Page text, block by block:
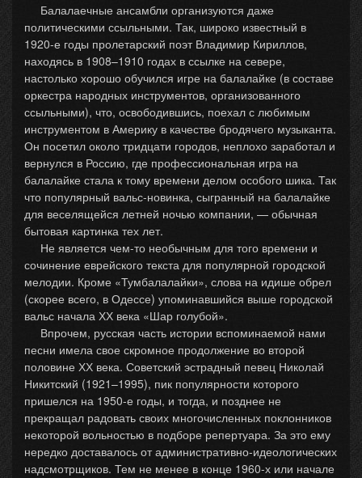
Балалаечные ансамбли организуются даже
политическими ссыльными. Так, широко известный в
1920-е годы пролетарский поэт Владимир Кириллов,
находясь в 1908–1910 годах в ссылке на севере,
настолько хорошо обучился игре на балалайке (в составе
оркестра народных инструментов, организованного
ссыльными), что, освободившись, поехал с любимым
инструментом в Америку в качестве бродячего музыканта.
Он посетил около тридцати городов, неплохо заработал и
вернулся в Россию, где профессиональная игра на
балалайке стала к тому времени делом особого шика. Так
что популярный вальс-новинка, сыгранный на балалайке
для веселящейся летней ночью компании, — обычная
бытовая картинка тех лет.
Не является чем-то необычным для того времени и
сочинение еврейского текста для популярной городской
мелодии. Кроме «Тумбалалайки», слова на идише обрел
(скорее всего, в Одессе) упоминавшийся выше городской
вальс начала ХХ века «Шар голубой».
Впрочем, русская часть истории вспоминаемой нами
песни имела свое скромное продолжение во второй
половине ХХ века. Советский эстрадный певец Николай
Никитский (1921–1995), пик популярности которого
пришелся на 1950-е годы, и тогда, и позднее не
прекращал радовать своих многочисленных поклонников
некоторой вольностью в подборе репертуара. За это ему
нередко доставалось от административно-идеологических
надсмотрщиков. Тем не менее в конце 1960-х или начале